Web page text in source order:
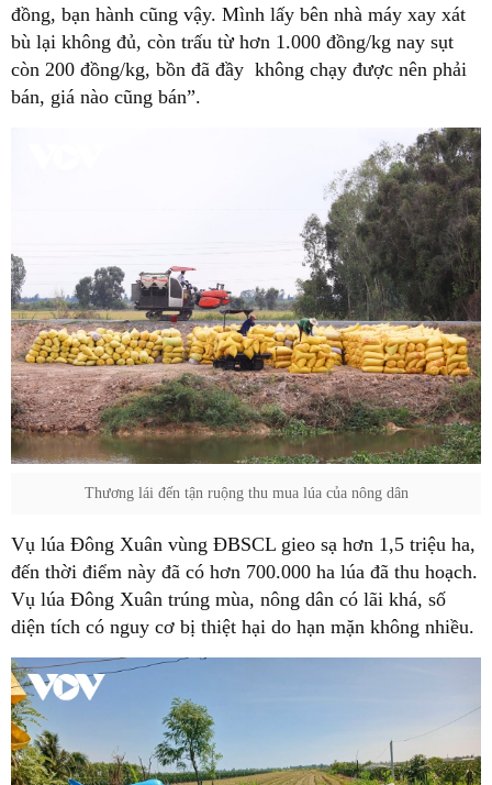
đồng, bạn hành cũng vậy. Mình lấy bên nhà máy xay xát
bù lại không đủ, còn trấu từ hơn 1.000 đồng/kg nay sụt
còn 200 đồng/kg, bồn đã đầy không chạy được nên phải
bán, giá nào cũng bán”.
Thương lái đến tận ruộng thu mua lúa của nông dân
Vụ lúa Đông Xuân vùng ĐBSCL gieo sạ hơn 1,5 triệu ha,
đến thời điểm này đã có hơn 700.000 ha lúa đã thu hoạch.
Vụ lúa Đông Xuân trúng mùa, nông dân có lãi khá, số
diện tích có nguy cơ bị thiệt hại do hạn mặn không nhiều.